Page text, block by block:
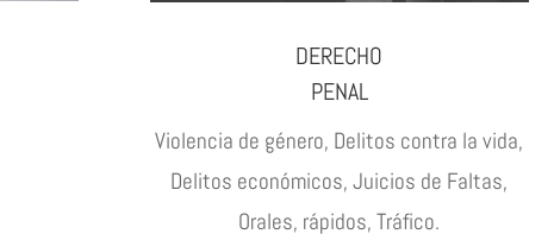
DERECHO
PENAL
Violencia de género, Delitos contra la vida,
Delitos económicos, Juicios de Faltas,
Orales, rápidos, Tráfico.